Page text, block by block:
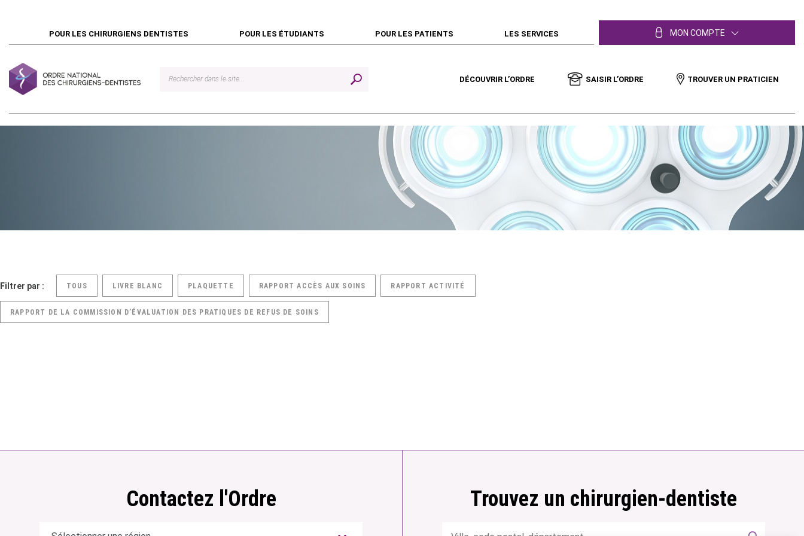
POUR LES CHIRURGIENS DENTISTES POUR LES ÉTUDIANTS POUR LES PATIENTS LES SERVICES MON COMPTE
DÉCOUVRIR L’ORDRE SAISIR L’ORDRE TROUVER UN PRATICIEN
Filtrer par : TOUS LIVRE BLANC PLAQUETTE RAPPORT ACCÈS AUX SOINS RAPPORT ACTIVITÉ
RAPPORT DE LA COMMISSION D’ÉVALUATION DES PRATIQUES DE REFUS DE SOINS
Contactez l'Ordre Trouvez un chirurgien-dentiste